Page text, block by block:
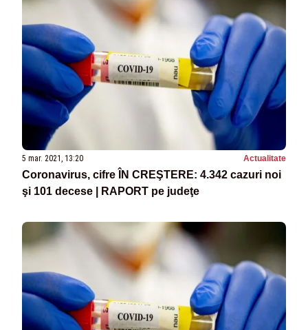
5 mar. 2021, 13:20 Actualitate
Coronavirus, cifre ÎN CREŞTERE: 4.342 cazuri noi
şi 101 decese | RAPORT pe judeţe